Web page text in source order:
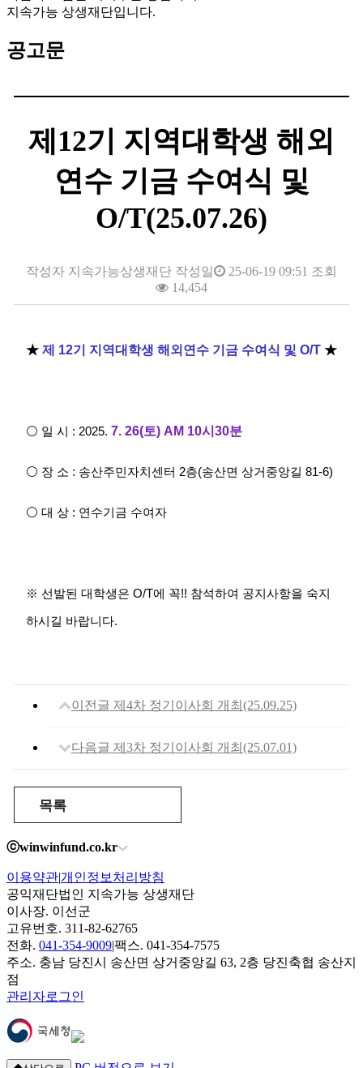
지속가능 상생재단입니다.
공고문
제12기 지역대학생 해외
연수 기금 수여식 및
O/T(25.07.26)
작성자 지속가능상생재단 작성일 25-06-19 09:51 조회
14,454
★ 제 12기 지역대학생 해외연수 기금 수여식 및 O/T ★
⚪ 일 시 : 2025. 7. 26(토) AM 10시30분
⚪ 장 소 : 송산주민자치센터 2층(송산면 상거중앙길 81-6)
⚪ 대 상 : 연수기금 수여자
※ 선발된 대학생은 O/T에 꼭!! 참석하여 공지사항을 숙지
하시길 바랍니다.
이전글 제4차 정기이사회 개최(25.09.25)
다음글 제3차 정기이사회 개최(25.07.01)
목록
ⓒwinwinfund.co.kr
이용약관|개인정보처리방침
공익재단법인 지속가능 상생재단
이사장. 이선군
고유번호. 311-82-62765
전화. 041-354-9009|팩스. 041-354-7575
주소. 충남 당진시 송산면 상거중앙길 63, 2층 당진축협 송산지
점
관리자로그인